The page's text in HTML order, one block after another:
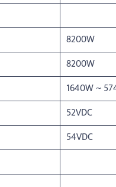
8200W
8200W
1640W ~
52VDC
54VDC